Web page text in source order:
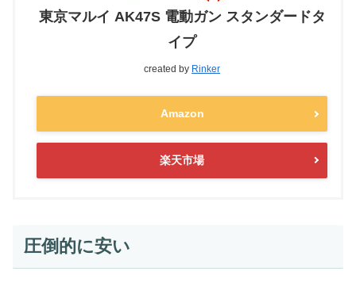
東京マルイ AK47S 電動ガン スタンダードタ
イプ
created by Rinker
Amazon
楽天市場
圧倒的に安い